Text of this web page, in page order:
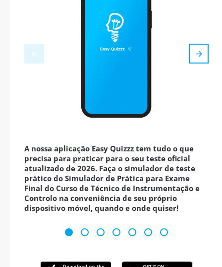
A nossa aplicação Easy Quizzz tem tudo o que
precisa para praticar para o seu teste oficial
atualizado de 2026. Faça o simulador de teste
prático do Simulador de Prática para Exame
Final do Curso de Técnico de Instrumentação e
Controlo na conveniência de seu próprio
dispositivo móvel, quando e onde quiser!